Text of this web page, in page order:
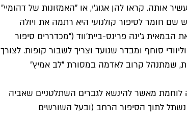
ועל סחר העבדים שהעשיר אותה. קראו להן אגוג'י, או "האמזונות של דהומיי"
שיש שם חומר לסיפור קולנועי היא רתמה את ויולה
ג'ינה פרינס-ביית'ווד ("מכדררים סיפור
סוחף ומבדר שנועד וצריך לשבור קופות. לצורך
שמתנהל קרוב לאדמה במסורת "לב אמיץ"
לנזירה לוחמת מאשר להינשא לגברים השתלטניים שאביה
נשתל לתוך הסיפור הרחב (ובעל השורשים